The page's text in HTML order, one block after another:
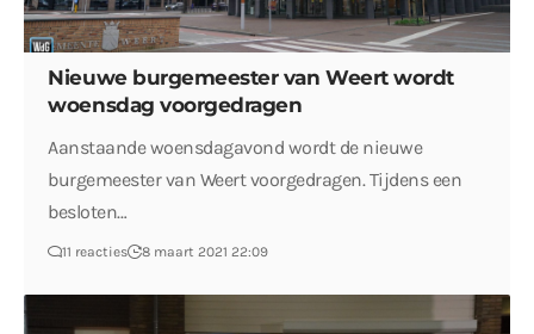
Nieuwe burgemeester van Weert wordt
woensdag voorgedragen
Aanstaande woensdagavond wordt de nieuwe
burgemeester van Weert voorgedragen. Tijdens een
besloten…
11 reacties 8 maart 2021 22:09